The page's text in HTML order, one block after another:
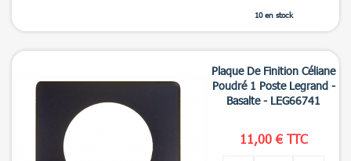

10 en stock
Plaque De Finition Céliane
Poudré 1 Poste Legrand -
Basalte - LEG66741
11,00 € TTC